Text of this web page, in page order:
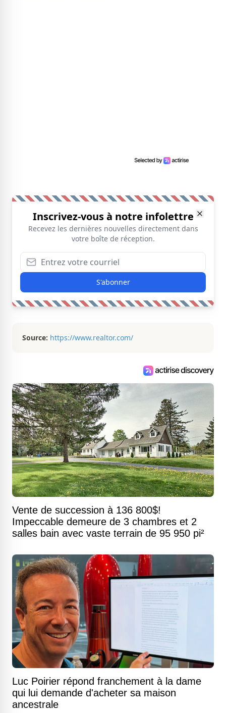
Inscrivez-vous à notre infolettre
Recevez les dernières nouvelles directement dans
votre boîte de réception.
S'abonner
Source: https://www.realtor.com/
Vente de succession à 136 800$!
Impeccable demeure de 3 chambres et 2
salles bain avec vaste terrain de 95 950 pi²
Luc Poirier répond franchement à la dame
qui lui demande d'acheter sa maison
ancestrale